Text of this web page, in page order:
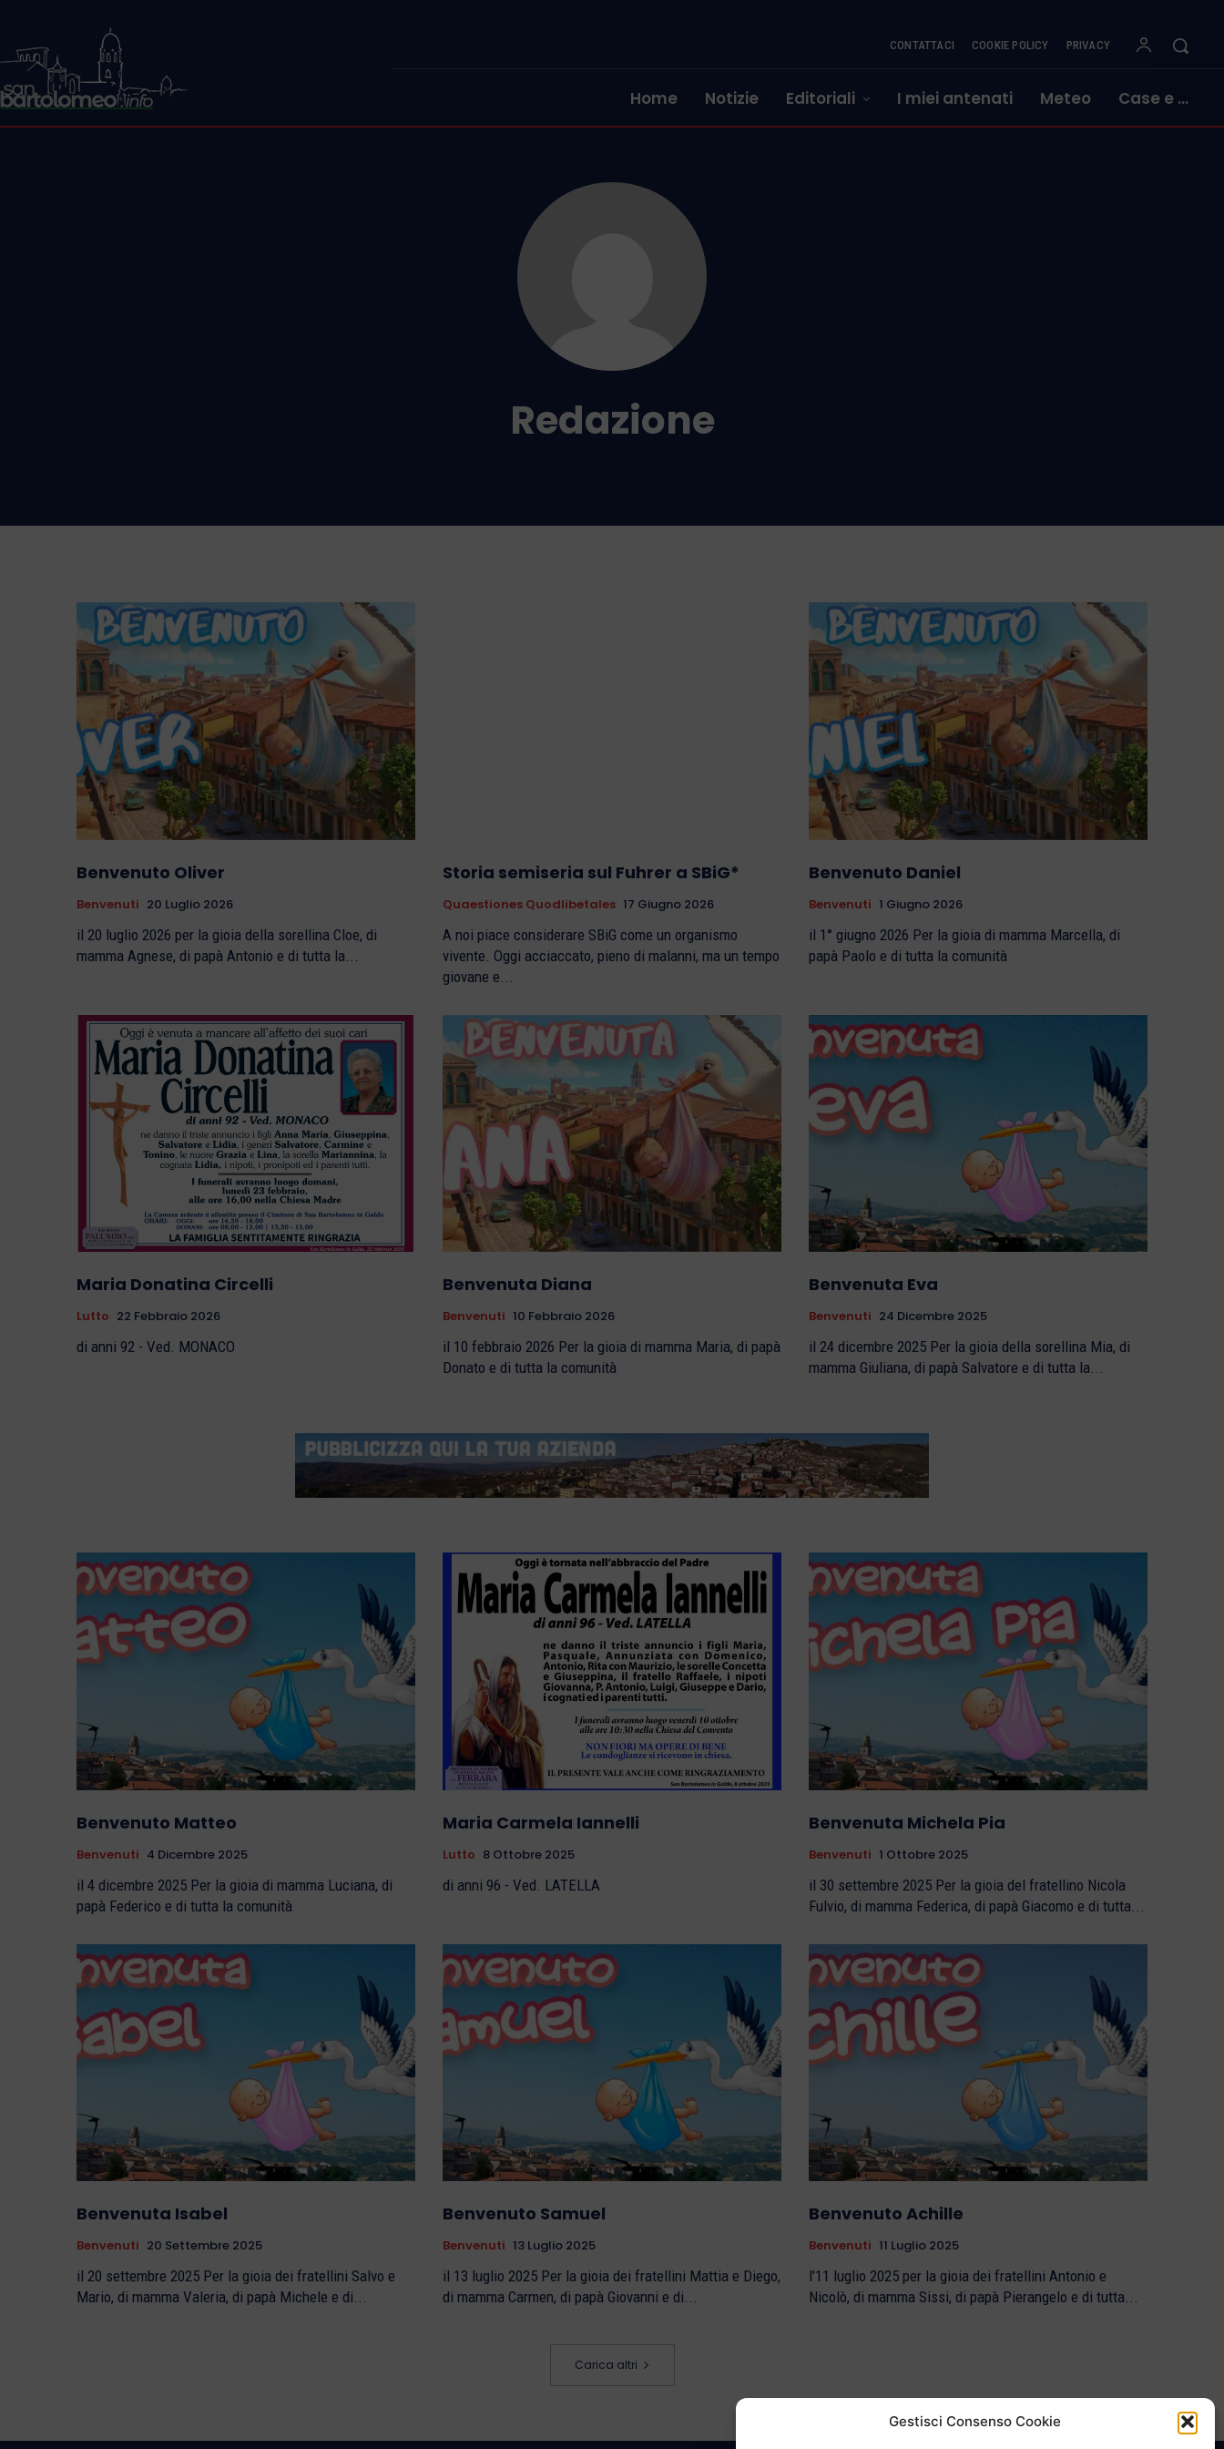
Gestisci Consenso Cookie
CONTATTACI COOKIE POLICY PRIVACY
Home Notizie Editoriali I miei antenati Meteo Case e …
Redazione
Benvenuto Oliver
Benvenuti 20 Luglio 2026
il 20 luglio 2026 per la gioia della sorellina Cloe, di
mamma Agnese, di papà Antonio e di tutta la...
Storia semiseria sul Fuhrer a SBiG*
Quaestiones Quodlibetales 17 Giugno 2026
A noi piace considerare SBiG come un organismo
vivente. Oggi acciaccato, pieno di malanni, ma un tempo
giovane e...
Benvenuto Daniel
Benvenuti 1 Giugno 2026
il 1° giugno 2026 Per la gioia di mamma Marcella, di
papà Paolo e di tutta la comunità
Maria Donatina Circelli
Lutto 22 Febbraio 2026
di anni 92 - Ved. MONACO
Benvenuta Diana
Benvenuti 10 Febbraio 2026
il 10 febbraio 2026 Per la gioia di mamma Maria, di papà
Donato e di tutta la comunità
Benvenuta Eva
Benvenuti 24 Dicembre 2025
il 24 dicembre 2025 Per la gioia della sorellina Mia, di
mamma Giuliana, di papà Salvatore e di tutta la...
Benvenuto Matteo
Benvenuti 4 Dicembre 2025
il 4 dicembre 2025 Per la gioia di mamma Luciana, di
papà Federico e di tutta la comunità
Maria Carmela Iannelli
Lutto 8 Ottobre 2025
di anni 96 - Ved. LATELLA
Benvenuta Michela Pia
Benvenuti 1 Ottobre 2025
il 30 settembre 2025 Per la gioia del fratellino Nicola
Fulvio, di mamma Federica, di papà Giacomo e di tutta...
Benvenuta Isabel
Benvenuti 20 Settembre 2025
il 20 settembre 2025 Per la gioia dei fratellini Salvo e
Mario, di mamma Valeria, di papà Michele e di...
Benvenuto Samuel
Benvenuti 13 Luglio 2025
il 13 luglio 2025 Per la gioia dei fratellini Mattia e Diego,
di mamma Carmen, di papà Giovanni e di...
Benvenuto Achille
Benvenuti 11 Luglio 2025
l'11 luglio 2025 per la gioia dei fratellini Antonio e
Nicolò, di mamma Sissi, di papà Pierangelo e di tutta...
Carica altri